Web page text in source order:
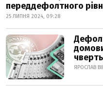
переддефолтного
25 ЛИПНЯ 2024, 09:28
чверть
ЯРОСЛАВ